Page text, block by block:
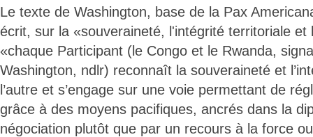
Le texte de Washington, base de la Pax
écrit, sur la «souveraineté, l'intégrité territoriale et
«chaque Participant (le Congo et le Rwanda,
Washington, ndlr) reconnaît la souveraineté et
l’autre et s’engage sur une voie permettant de
grâce à des moyens pacifiques, ancrés dans la
négociation plutôt que par un recours à la force